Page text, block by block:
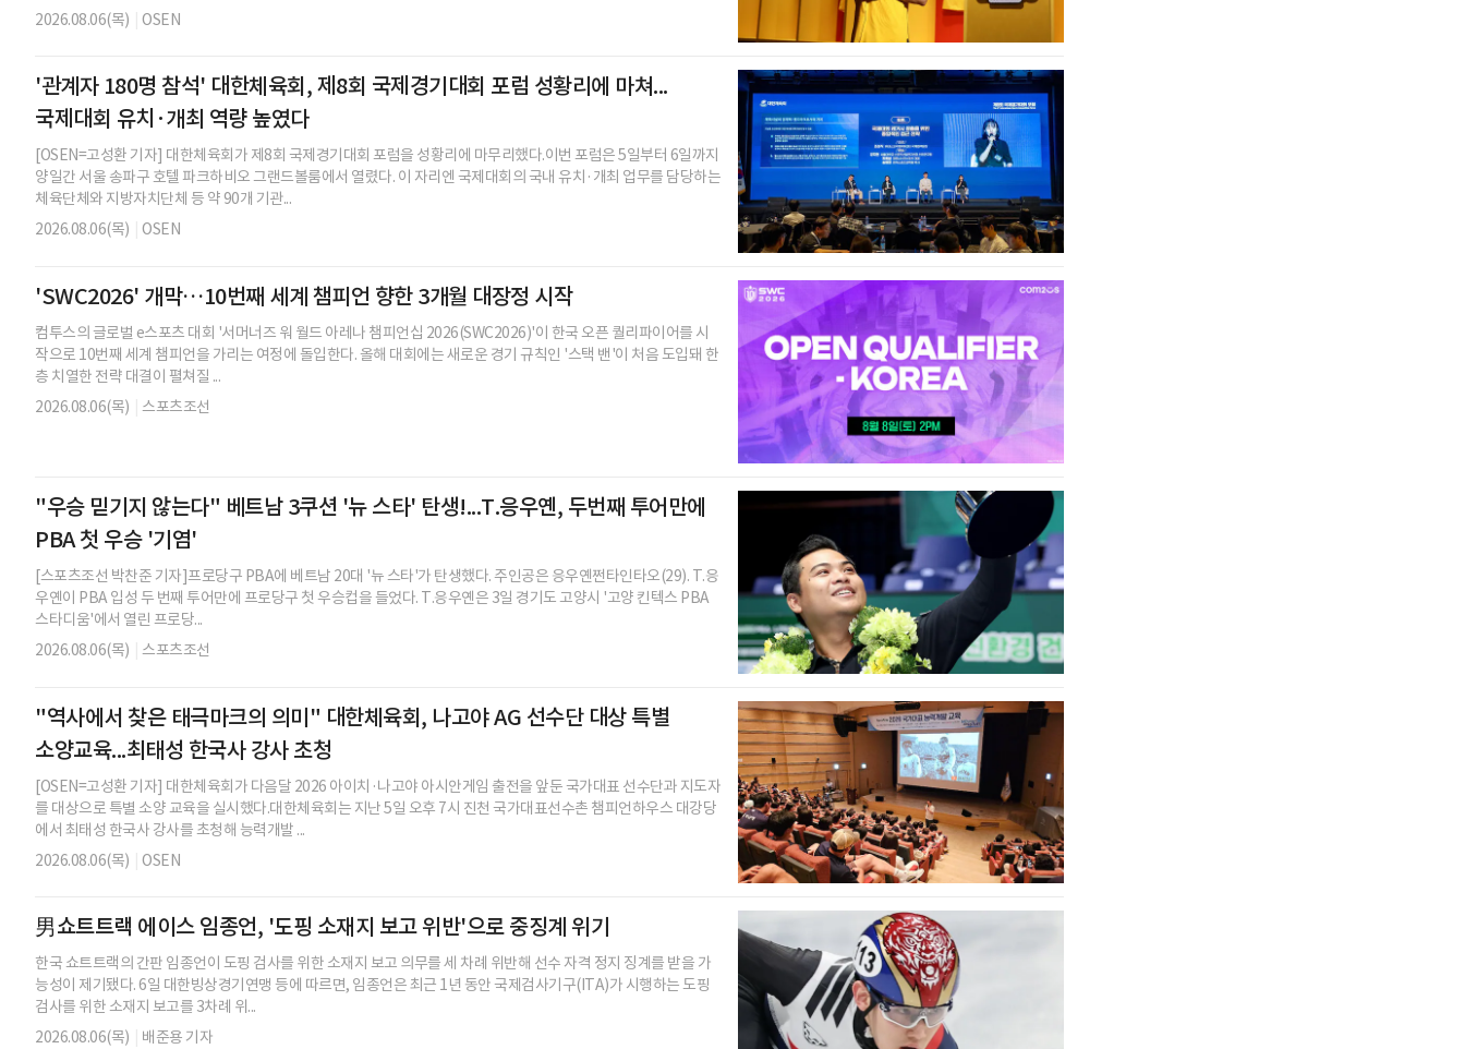
2026.08.06(목)
OSEN
'관계자 180명 참석' 대한체육회, 제8회 국제경기대회 포럼 성황리에 마쳐...
국제대회 유치·개최 역량 높였다
[OSEN=고성환 기자] 대한체육회가 제8회 국제경기대회 포럼을 성황리에 마무리했다.이번 포럼은 5일부터 6일까지
양일간 서울 송파구 호텔 파크하비오 그랜드볼룸에서 열렸다. 이 자리엔 국제대회의 국내 유치·개최 업무를 담당하는
체육단체와 지방자치단체 등 약 90개 기관...
2026.08.06(목)
OSEN
'SWC2026' 개막…10번째 세계 챔피언 향한 3개월 대장정 시작
컴투스의 글로벌 e스포츠 대회 '서머너즈 워 월드 아레나 챔피언십 2026(SWC2026)'이 한국 오픈 퀄리파이어를 시
작으로 10번째 세계 챔피언을 가리는 여정에 돌입한다. 올해 대회에는 새로운 경기 규칙인 '스택 밴'이 처음 도입돼 한
층 치열한 전략 대결이 펼쳐질 ...
2026.08.06(목)
스포츠조선
"우승 믿기지 않는다" 베트남 3쿠션 '뉴 스타' 탄생!...T.응우옌, 두번째 투어만에
PBA 첫 우승 '기염'
[스포츠조선 박찬준 기자]프로당구 PBA에 베트남 20대 '뉴 스타'가 탄생했다. 주인공은 응우옌쩐타인타오(29). T.응
우옌이 PBA 입성 두 번째 투어만에 프로당구 첫 우승컵을 들었다. T.응우옌은 3일 경기도 고양시 '고양 킨텍스 PBA
스타디움'에서 열린 프로당...
2026.08.06(목)
스포츠조선
"역사에서 찾은 태극마크의 의미" 대한체육회, 나고야 AG 선수단 대상 특별
소양교육...최태성 한국사 강사 초청
[OSEN=고성환 기자] 대한체육회가 다음달 2026 아이치·나고야 아시안게임 출전을 앞둔 국가대표 선수단과 지도자
를 대상으로 특별 소양 교육을 실시했다.대한체육회는 지난 5일 오후 7시 진천 국가대표선수촌 챔피언하우스 대강당
에서 최태성 한국사 강사를 초청해 능력개발 ...
2026.08.06(목)
OSEN
男쇼트트랙 에이스 임종언, '도핑 소재지 보고 위반'으로 중징계 위기
한국 쇼트트랙의 간판 임종언이 도핑 검사를 위한 소재지 보고 의무를 세 차례 위반해 선수 자격 정지 징계를 받을 가
능성이 제기됐다. 6일 대한빙상경기연맹 등에 따르면, 임종언은 최근 1년 동안 국제검사기구(ITA)가 시행하는 도핑
검사를 위한 소재지 보고를 3차례 위...
2026.08.06(목)
배준용 기자